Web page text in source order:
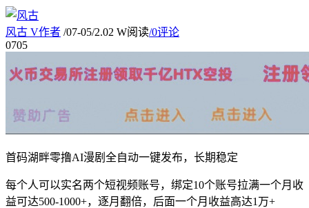
风古 V作者 /07-05/2.02 W阅读/0评论
0705
首码湖畔零撸AI漫剧全自动一键发布，长期稳定
每个人可以实名两个短视频账号，绑定10个账号拉满一个月收
益可达500-1000+，逐月翻倍，后面一个月收益高达1万+